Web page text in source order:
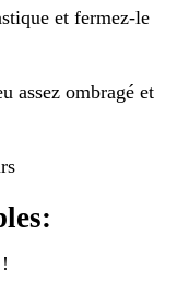
et fermez-le
assez ombragé et